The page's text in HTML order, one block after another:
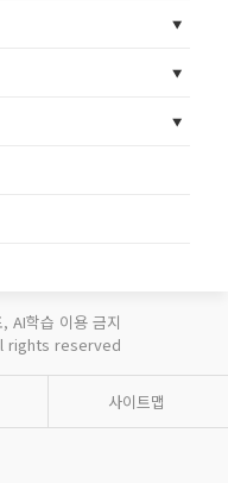
AI학습 이용 금지
rights reserved
사이트맵